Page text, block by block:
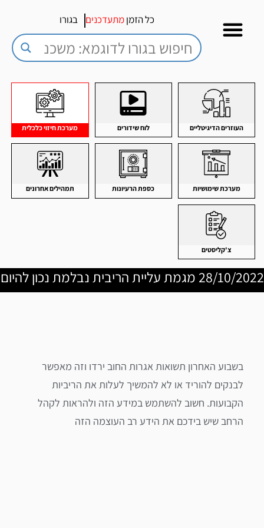
כל הזמןמתעדכנים בגורו
העוזרים הדיגיטליים לוח שידורים מערכת חיזוי כלכלית
מערכת שימושיות כספת הרעיונות תמהילים אחרונים
צ'קליסטים
28/10/2022 מגמת עליית הריבית נבלמת נכון להיום
בשבוע האחרון תשואות אגרות החוב ירדו וזה מאפשר
לבנקים להוריד או לא להמשיך לעלות את הריביות
הקבועות. חשוב להשתמש במידע הזה ולהראות לקהל
הרחב שיש בידכם את הידע רב העוצמה הזה